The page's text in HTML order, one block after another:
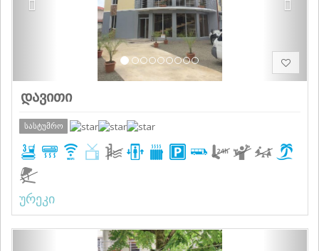
დავითი
სასტუმრო
ურეკი